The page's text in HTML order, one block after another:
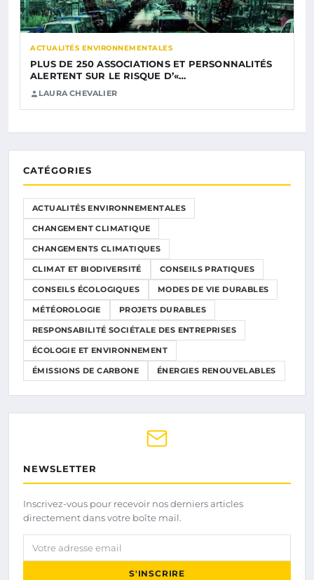
ACTUALITÉS ENVIRONNEMENTALES
PLUS DE 250 ASSOCIATIONS ET PERSONNALITÉS
ALERTENT SUR LE RISQUE D’«…
LAURA CHEVALIER
CATÉGORIES
ACTUALITÉS ENVIRONNEMENTALES
CHANGEMENT CLIMATIQUE
CHANGEMENTS CLIMATIQUES
CLIMAT ET BIODIVERSITÉ CONSEILS PRATIQUES
CONSEILS ÉCOLOGIQUES MODES DE VIE DURABLES
MÉTÉOROLOGIE PROJETS DURABLES
RESPONSABILITÉ SOCIÉTALE DES ENTREPRISES
ÉCOLOGIE ET ENVIRONNEMENT
ÉMISSIONS DE CARBONE ÉNERGIES RENOUVELABLES
NEWSLETTER
Inscrivez-vous pour recevoir nos derniers articles
directement dans votre boîte mail.
Votre adresse email
S'INSCRIRE